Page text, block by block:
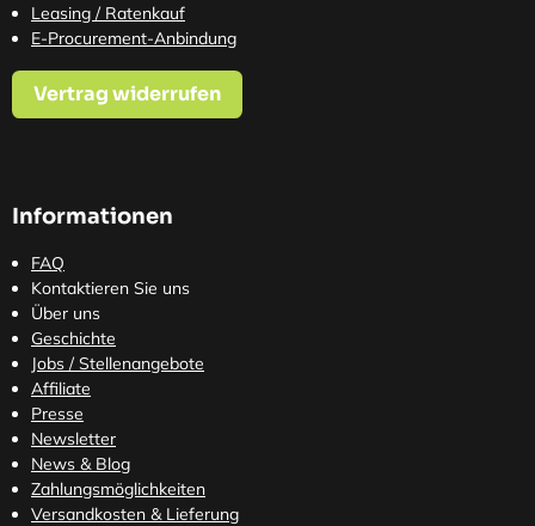
Leasing / Ratenkauf
E-Procurement-Anbindung
Vertrag widerrufen
Informationen
FAQ
Kontaktieren Sie uns
Über uns
Geschichte
Jobs / Stellenangebote
Affiliate
Presse
Newsletter
News & Blog
Zahlungsmöglichkeiten
Versandkosten & Lieferung